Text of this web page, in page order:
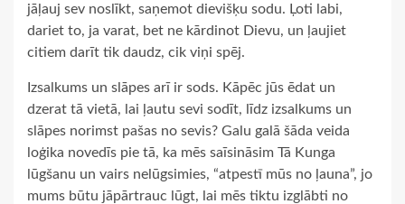
jāļauj sev noslīkt, saņemot dievišķu sodu. Ļoti labi,
dariet to, ja varat, bet ne kārdinot Dievu, un ļaujiet
citiem darīt tik daudz, cik viņi spēj.
Izsalkums un slāpes arī ir sods. Kāpēc jūs ēdat un
dzerat tā vietā, lai ļautu sevi sodīt, līdz izsalkums un
slāpes norimst pašas no sevis? Galu galā šāda veida
loģika novedīs pie tā, ka mēs saīsināsim Tā Kunga
lūgšanu un vairs nelūgsimies, “atpestī mūs no ļauna”, jo
mums būtu jāpārtrauc lūgt, lai mēs tiktu izglābti no